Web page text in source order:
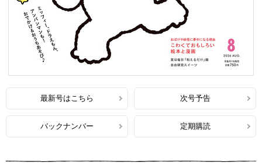
最新号はこちら 次号予告
バックナンバー 定期購読